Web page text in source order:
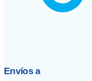
Envíos a